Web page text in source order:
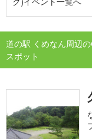
道の駅 くめなん周辺
スポット